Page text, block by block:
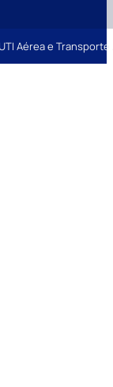
Aérea e